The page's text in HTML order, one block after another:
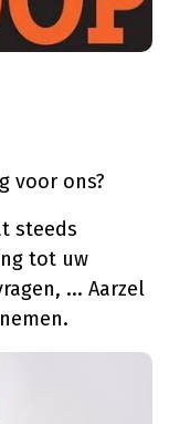
voor ons?
steeds
tot uw
... Aarzel